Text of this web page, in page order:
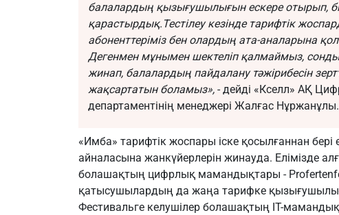
балалардың қызығушылығын ескере отырып,
қарастырдық.Тестілеу кезінде тарифтік
абоненттеріміз бен олардың ата-аналарына
Дегенмен мұнымен шектеліп қалмаймыз,
жинап, балалардың пайдалану тәжірибесін
жақсартатын боламыз», - дейді «Кселл» АҚ
департаментінің менеджері Жалғас Нұржанұлы.
«Имба» тарифтік жоспары іске қосылғаннан бері
айналасына жанкүйерлерін жинауда. Елімізде
болашақтың цифрлық мамандықтары -
қатысушылардың да жаңа тарифке
Фестивальге келушілер болашақтың ІТ-